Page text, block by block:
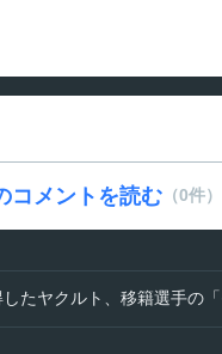
コメントを読む （0件）
たヤクルト、移籍選手の